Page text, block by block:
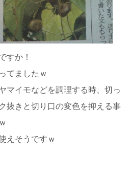
すか！
てましたｗ
マイモなどを調理する時、切っ
抜きと切り口の変色を抑える事
えそうですｗ